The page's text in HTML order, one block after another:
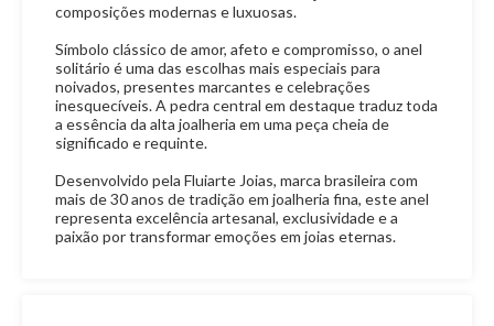
composições modernas e luxuosas.
Símbolo clássico de amor, afeto e compromisso, o anel
solitário é uma das escolhas mais especiais para
noivados, presentes marcantes e celebrações
inesquecíveis. A pedra central em destaque traduz toda
a essência da alta joalheria em uma peça cheia de
significado e requinte.
Desenvolvido pela Fluiarte Joias, marca brasileira com
mais de 30 anos de tradição em joalheria fina, este anel
representa excelência artesanal, exclusividade e a
paixão por transformar emoções em joias eternas.